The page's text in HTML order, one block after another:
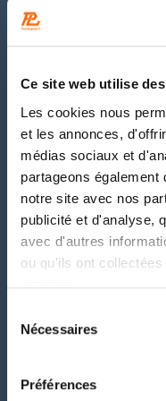
Ce site web utilise
Les cookies nous
et les annonces,
médias sociaux et
partageons
notre site avec nos
publicité et d'analyse,
avec d'autres
ou qu'ils ont
Nécessaires
Préférences
Mode en France
affichages
recouvrent,
les sources, et
sans céder aux
Qu’est-ce que